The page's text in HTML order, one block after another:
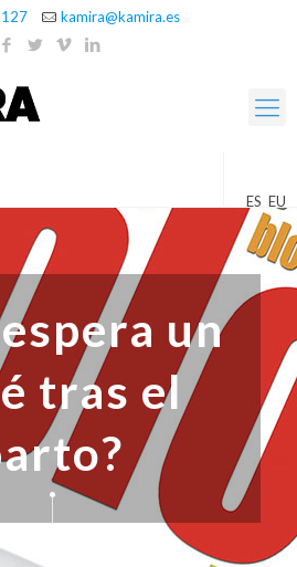
kamira@kamira.es
ES EU
un
tras el